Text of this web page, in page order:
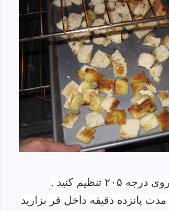
فر رو روشن و روی درجه ۲۰۵ تنظیم کنید .
پانزده دقیقه داخل فر بزارید